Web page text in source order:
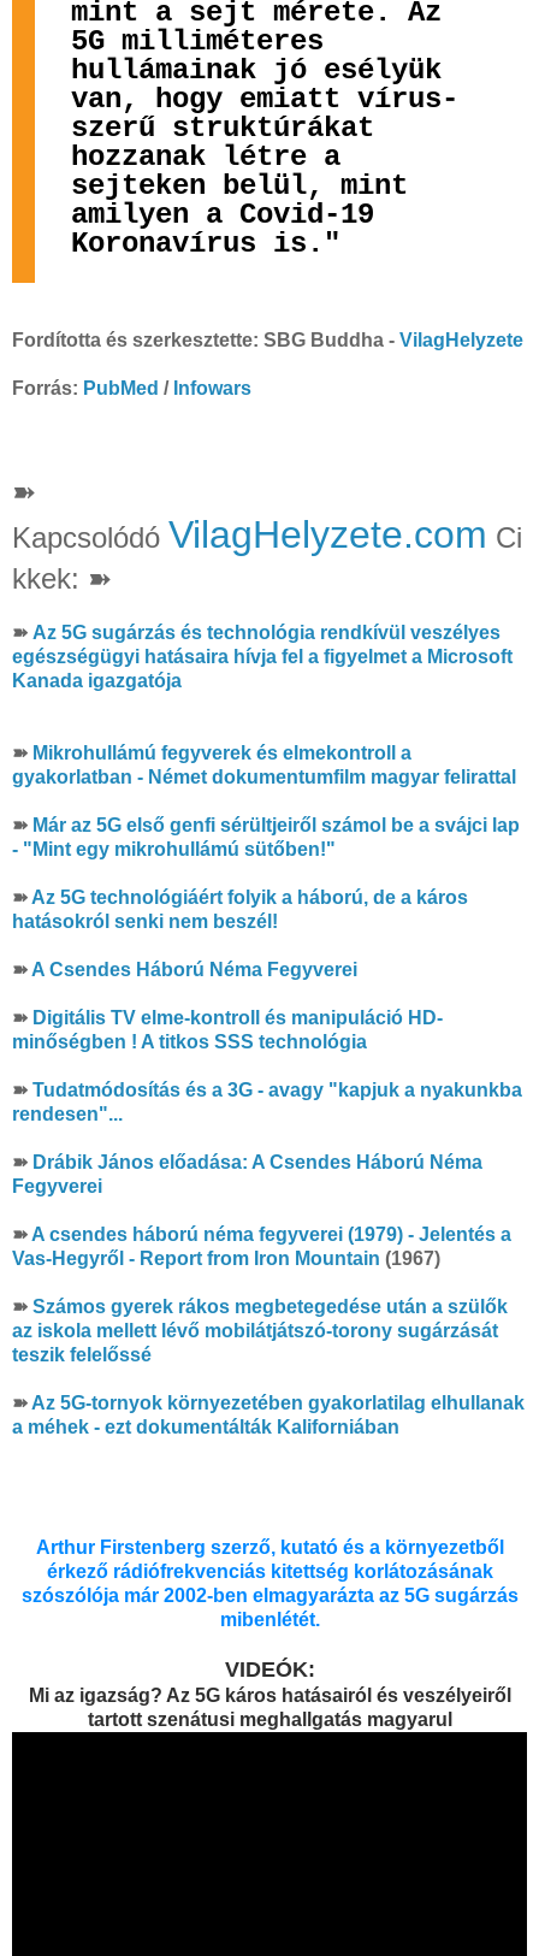
mint a sejt mérete. Az
5G milliméteres
hullámainak jó esélyük
van, hogy emiatt vírus-
szerű struktúrákat
hozzanak létre a
sejteken belül, mint
amilyen a Covid-19
Koronavírus is."
Fordította és szerkesztette: SBG Buddha - VilagHelyzete
Forrás: PubMed / Infowars
➽
Kapcsolódó VilagHelyzete.com Ci
kkek: ➽
➽ Az 5G sugárzás és technológia rendkívül veszélyes
egészségügyi hatásaira hívja fel a figyelmet a Microsoft
Kanada igazgatója
➽ Mikrohullámú fegyverek és elmekontroll a
gyakorlatban - Német dokumentumfilm magyar felirattal
➽ Már az 5G első genfi sérültjeiről számol be a svájci lap
- "Mint egy mikrohullámú sütőben!"
➽ Az 5G technológiáért folyik a háború, de a káros
hatásokról senki nem beszél!
➽ A Csendes Háború Néma Fegyverei
➽ Digitális TV elme-kontroll és manipuláció HD-
minőségben ! A titkos SSS technológia
➽ Tudatmódosítás és a 3G - avagy "kapjuk a nyakunkba
rendesen"...
➽ Drábik János előadása: A Csendes Háború Néma
Fegyverei
➽ A csendes háború néma fegyverei (1979) - Jelentés a
Vas-Hegyről - Report from Iron Mountain (1967)
➽ Számos gyerek rákos megbetegedése után a szülők
az iskola mellett lévő mobilátjátszó-torony sugárzását
teszik felelőssé
➽ Az 5G-tornyok környezetében gyakorlatilag elhullanak
a méhek - ezt dokumentálták Kaliforniában
Arthur Firstenberg szerző, kutató és a környezetből
érkező rádiófrekvenciás kitettség korlátozásának
szószólója már 2002-ben elmagyarázta az 5G sugárzás
mibenlétét.
VIDEÓK:
Mi az igazság? Az 5G káros hatásairól és veszélyeiről
tartott szenátusi meghallgatás magyarul